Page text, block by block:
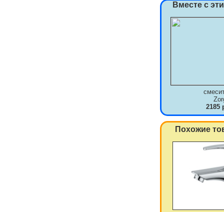
Вместе с
2185
Похожие